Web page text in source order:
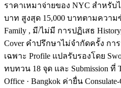
ราคาเหมาจ่ายของ NYC สำหรับไ
บาท สูงสุด 15,000 บาทตามควา
Family , มี/ไม่มี การปฏิเสธ
Cover คำปรึกษาไม่จำกัดครั้ง กา
เฉพาะ Profile แปลรับรองโดย
ทบทวน 18 จุด และ Submission ที่
Office · Bangkok ค่ายื่น